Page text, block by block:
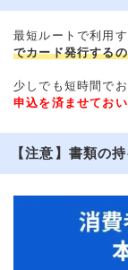
最短ルートで利用す
でカード発行する
少しでも短時間で
申込を済ませておい
【注意】書類の